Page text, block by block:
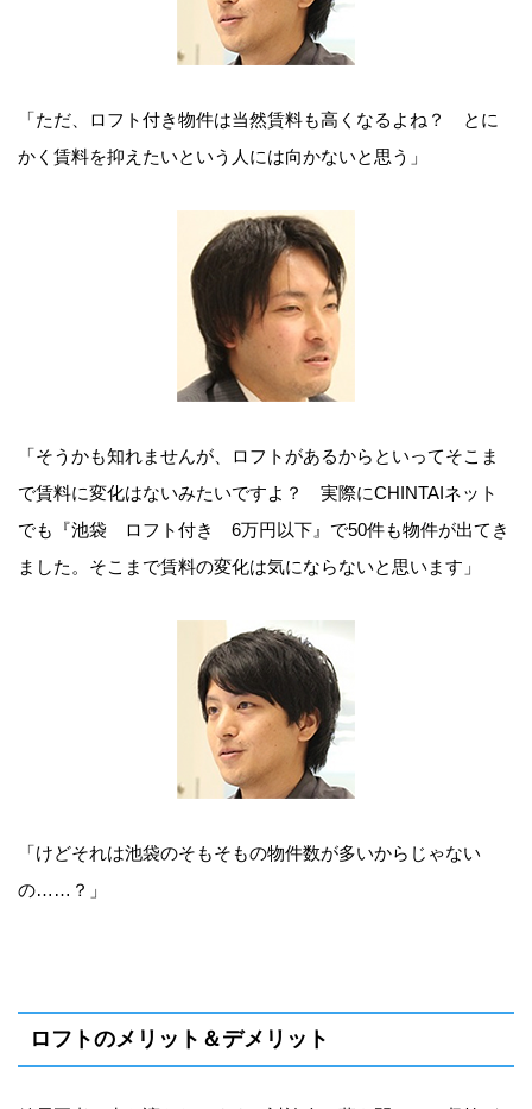
「ただ、ロフト付き物件は当然賃料も高くなるよね？ とに
かく賃料を抑えたいという人には向かないと思う」
「そうかも知れませんが、ロフトがあるからといってそこま
で賃料に変化はないみたいですよ？ 実際にCHINTAIネット
でも『池袋 ロフト付き 6万円以下』で50件も物件が出てき
ました。そこまで賃料の変化は気にならないと思います」
「けどそれは池袋のそもそもの物件数が多いからじゃない
の……？」
ロフトのメリット＆デメリット